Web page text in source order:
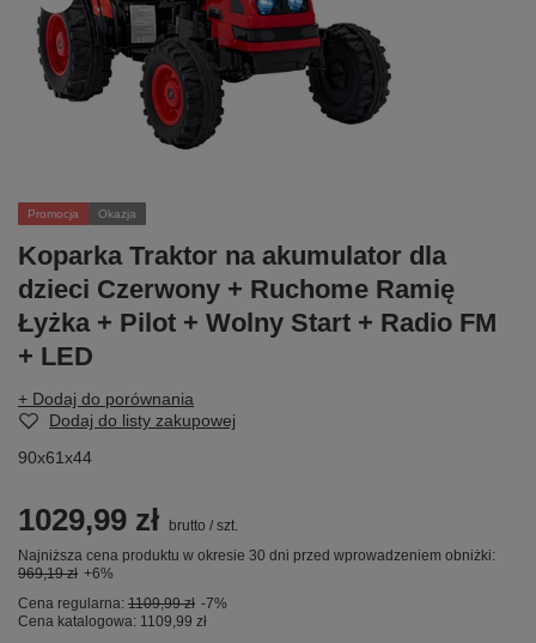
Promocja Okazja
Koparka Traktor na akumulator dla
dzieci Czerwony + Ruchome Ramię
Łyżka + Pilot + Wolny Start + Radio FM
+ LED
+ Dodaj do porównania
Dodaj do listy zakupowej
90x61x44
1029,99 zł brutto / szt.
Najniższa cena produktu w okresie 30 dni przed wprowadzeniem obniżki:
969,19 zł +6%
Cena regularna: 1109,99 zł -7%
Cena katalogowa: 1109,99 zł